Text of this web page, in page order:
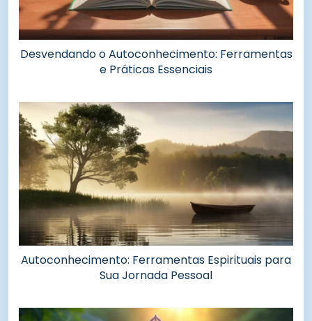
Desvendando o Autoconhecimento: Ferramentas
e Práticas Essenciais
Autoconhecimento: Ferramentas Espirituais para
Sua Jornada Pessoal